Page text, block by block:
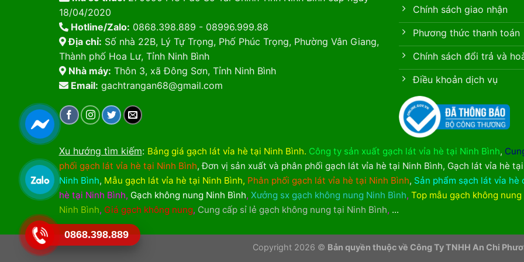
18/04/2020
Hotline/Zalo: 0868.398.889 - 08996.999.88
Địa chỉ: Số nhà 22B, Lý Tự Trọng, Phố Phúc Trọng, Phường Vân Giang,
Thành phố Hoa Lư, Tỉnh Ninh Bình
Nhà máy: Thôn 3, xã Đông Sơn, Tỉnh Ninh Bình
Email: gachtrangan68@gmail.com
Chính sách giao nhận
Phương thức thanh toán
Chính sách đổi trả và
Điều khoản dịch vụ
Xu hướng tìm kiếm: Bảng giá gạch lát vỉa hè tại Ninh Bình. Công ty sản xuất gạch lát vỉa hè tại Ninh Bình,
phối gạch lát vỉa hè tại Ninh Bình,Đơn vị sản xuất và phân phối gạch lát vỉa hè tại Ninh Bình, Gạch lát vỉa hè
Ninh Bình, Mẫu gạch lát vỉa hè tại Ninh Bình, Phân phối gạch lát vỉa hè tại Ninh Bình, Sản phẩm sạch lát vỉa
hè tại Ninh Bình, Gạch không nung Ninh Bình, Xưởng sx gạch không nung Ninh Bình, Top mẫu gạch không
Ninh Bình, Giá gạch không nung, Cung cấp sỉ lẻ gạch không nung tại Ninh Bình, ...
Copyright 2026 © Bản quyền thuộc về Công Ty TNHH An Chi
0868.398.889